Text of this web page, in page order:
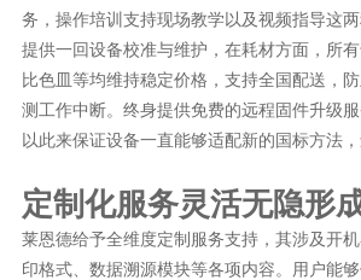
务，操作培训支持现场教学以及视频指导这
提供一回设备校准与维护，在耗材方面，所有
比色皿等均维持稳定价格，支持全国配送，
测工作中断。终身提供免费的远程固件升级服
以此来保证设备一直能够适配新的国标方法，
定制化服务灵活无隐形
莱恩德给予全维度定制服务支持，其涉及开
印格式、数据溯源模块等各项内容。用户能够